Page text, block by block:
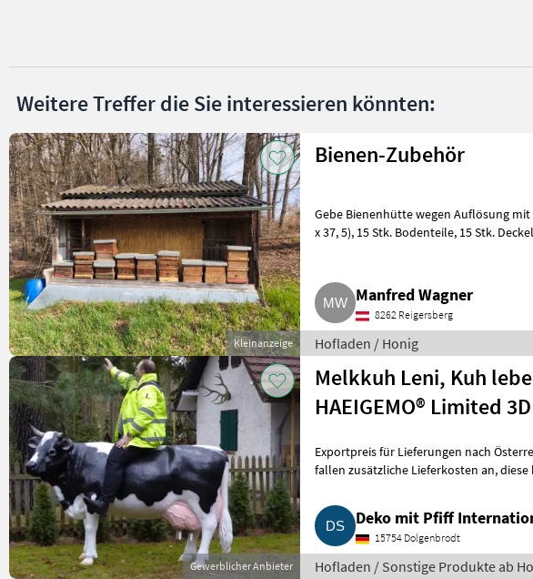
Weitere Treffer die Sie interessieren könnten:
Kleinanzeige
Bienen-Zubehör
Gebe Bienenhütte wegen Auflösung mit
x 37, 5), 15 Stk. Bodenteile, 15 Stk. Deckel, inkl. Rahmen, Standplatz wäre
Manfred Wagner
8262 Reigersberg
Hofladen / Honig
Gewerblicher Anbieter
Melkkuh Leni, Kuh
HAEIGEMO® Limited
Exportpreis für Lieferungen nach
fallen zusätzliche Lieferkosten an, diese können Sie gern bei uns anfragen.
Deko mit Pfiff
Schwäbisches
15754 Dolgenbrodt
Hofladen / Sonstige Produkte ab